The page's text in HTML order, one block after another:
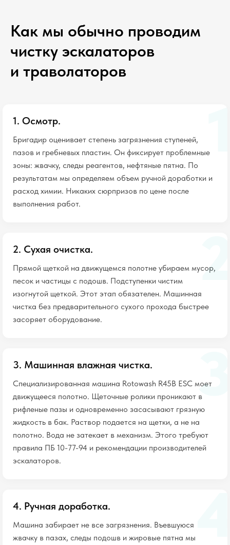
Как мы обычно проводим
чистку эскалаторов
и траволаторов
1. Осмотр.
Бригадир оценивает степень загрязнения ступеней,
пазов и гребневых пластин. Он фиксирует проблемные
зоны: жвачку, следы реагентов, нефтяные пятна. По
результатам мы определяем объем ручной доработки и
расход химии. Никаких сюрпризов по цене после
выполнения работ.
2. Сухая очистка.
Прямой щеткой на движущемся полотне убираем мусор,
песок и частицы с подошв. Подступенки чистим
изогнутой щеткой. Этот этап обязателен. Машинная
чистка без предварительного сухого прохода быстрее
засоряет оборудование.
3. Машинная влажная чистка.
Специализированная машина Rotowash R45B ESC моет
движущееся полотно. Щеточные ролики проникают в
рифленые пазы и одновременно засасывают грязную
жидкость в бак. Раствор подается на щетки, а не на
полотно. Вода не затекает в механизм. Этого требуют
правила ПБ 10-77-94 и рекомендации производителей
эскалаторов.
4. Ручная доработка.
Машина забирает не все загрязнения. Въевшуюся
жвачку в пазах, следы подошв и жировые пятна мы